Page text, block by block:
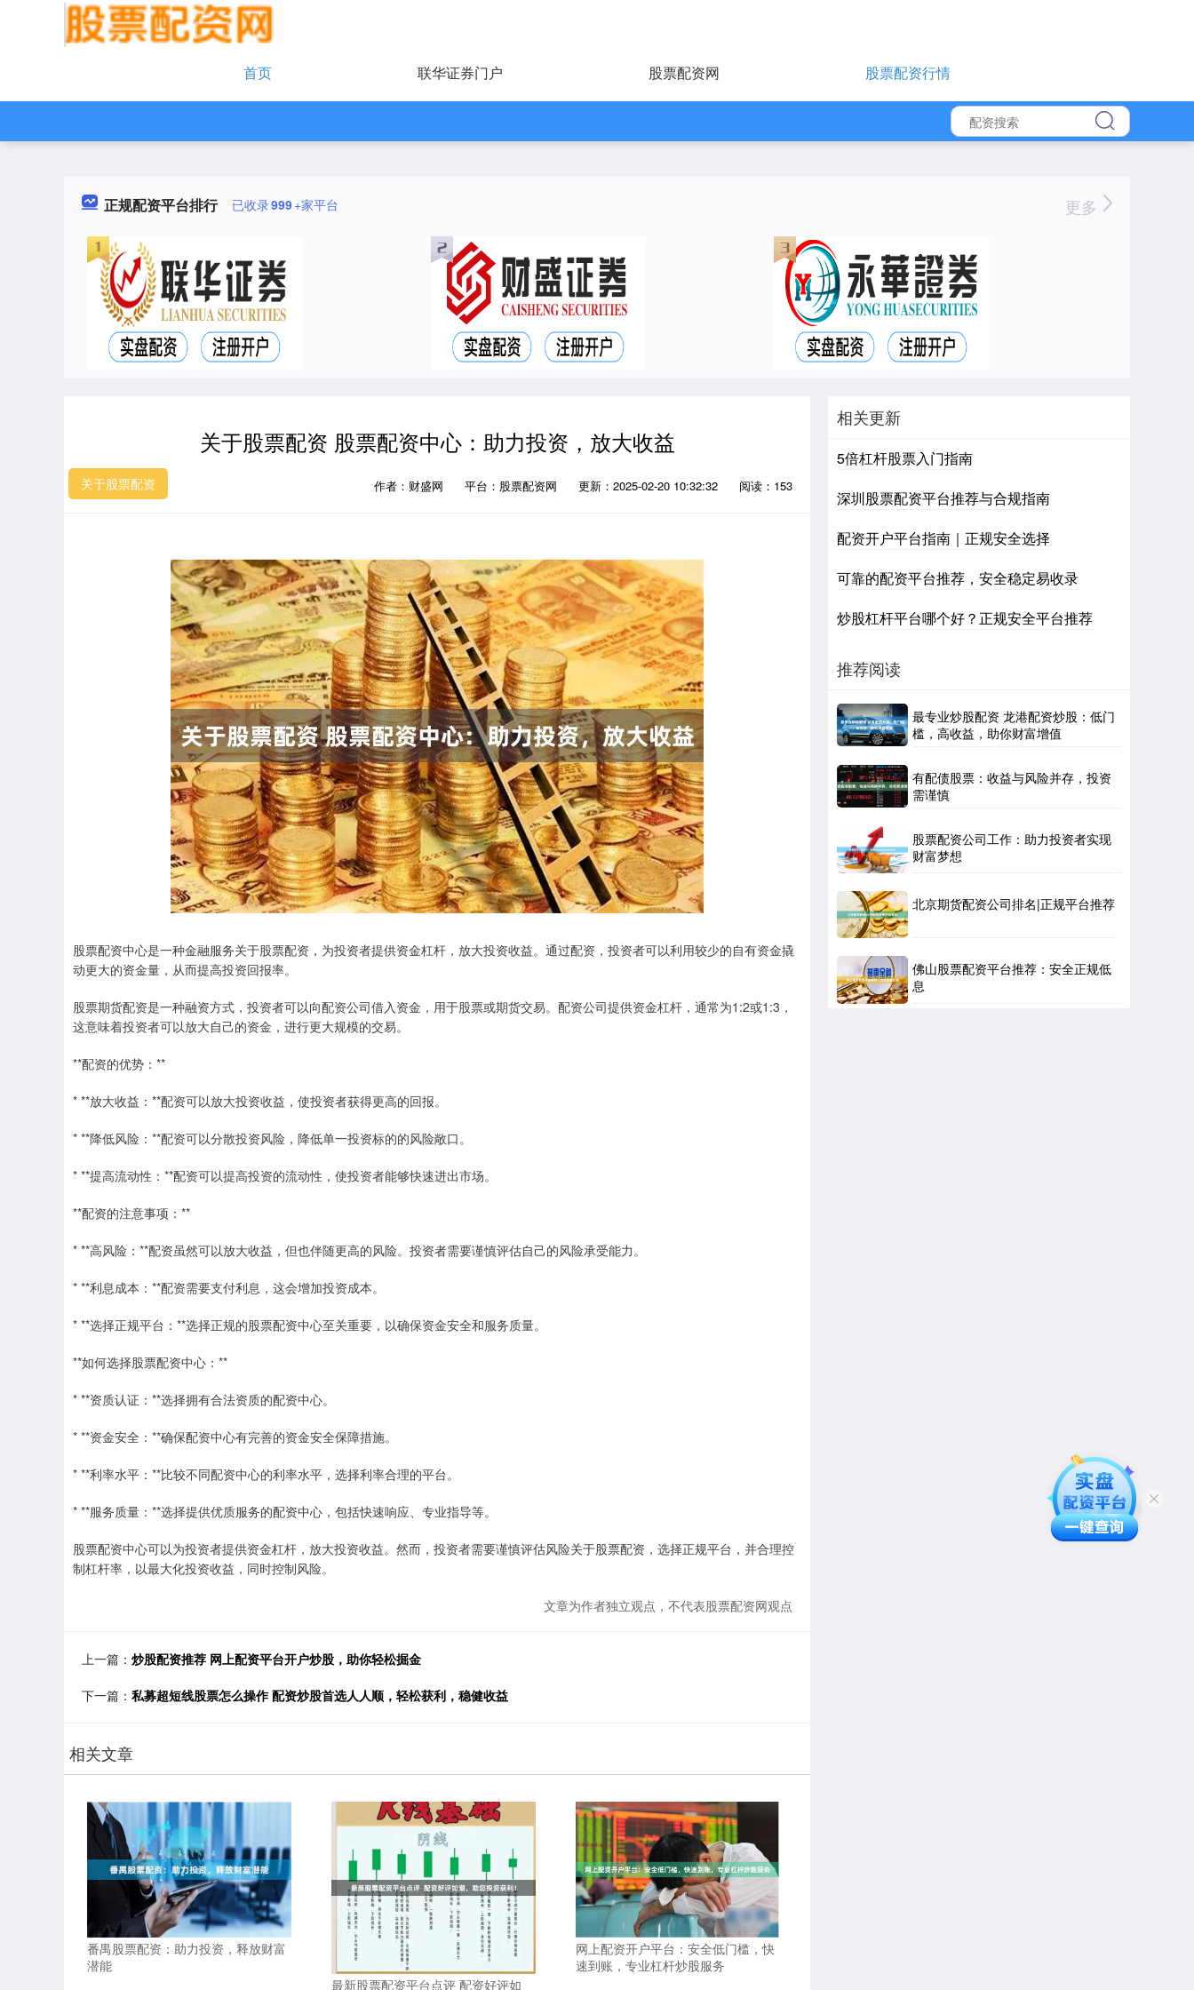
首页 联华证券门户 股票配资网 股票配资行情
正规配资平台排行 已收录999+家平台 更多
关于股票配资 股票配资中心：助力投资，放大收益
关于股票配资 作者：财盛网 平台：股票配资网 更新：2025-02-20 10:32:32 阅读：153
股票配资中心是一种金融服务关于股票配资，为投资者提供资金杠杆，放大投资收益。通过配资，投资者可以利用较少的自有资金撬
动更大的资金量，从而提高投资回报率。
股票期货配资是一种融资方式，投资者可以向配资公司借入资金，用于股票或期货交易。配资公司提供资金杠杆，通常为1:2或1:3，
这意味着投资者可以放大自己的资金，进行更大规模的交易。
**配资的优势：**
* **放大收益：**配资可以放大投资收益，使投资者获得更高的回报。
* **降低风险：**配资可以分散投资风险，降低单一投资标的的风险敞口。
* **提高流动性：**配资可以提高投资的流动性，使投资者能够快速进出市场。
**配资的注意事项：**
* **高风险：**配资虽然可以放大收益，但也伴随更高的风险。投资者需要谨慎评估自己的风险承受能力。
* **利息成本：**配资需要支付利息，这会增加投资成本。
* **选择正规平台：**选择正规的股票配资中心至关重要，以确保资金安全和服务质量。
**如何选择股票配资中心：**
* **资质认证：**选择拥有合法资质的配资中心。
* **资金安全：**确保配资中心有完善的资金安全保障措施。
* **利率水平：**比较不同配资中心的利率水平，选择利率合理的平台。
* **服务质量：**选择提供优质服务的配资中心，包括快速响应、专业指导等。
股票配资中心可以为投资者提供资金杠杆，放大投资收益。然而，投资者需要谨慎评估风险关于股票配资，选择正规平台，并合理控
制杠杆率，以最大化投资收益，同时控制风险。
文章为作者独立观点，不代表股票配资网观点
上一篇： 炒股配资推荐 网上配资平台开户炒股，助你轻松掘金
下一篇： 私募超短线股票怎么操作 配资炒股首选人人顺，轻松获利，稳健收益
相关文章
番禺股票配资：助力投资，释放财富
潜能
最新股票配资平台点评 配资好评如
网上配资开户平台：安全低门槛，快
速到账，专业杠杆炒股服务
相关更新
5倍杠杆股票入门指南
深圳股票配资平台推荐与合规指南
配资开户平台指南｜正规安全选择
可靠的配资平台推荐，安全稳定易收录
炒股杠杆平台哪个好？正规安全平台推荐
推荐阅读
最专业炒股配资 龙港配资炒股：低门
槛，高收益，助你财富增值
有配债股票：收益与风险并存，投资
需谨慎
股票配资公司工作：助力投资者实现
财富梦想
北京期货配资公司排名|正规平台推荐
佛山股票配资平台推荐：安全正规低
息